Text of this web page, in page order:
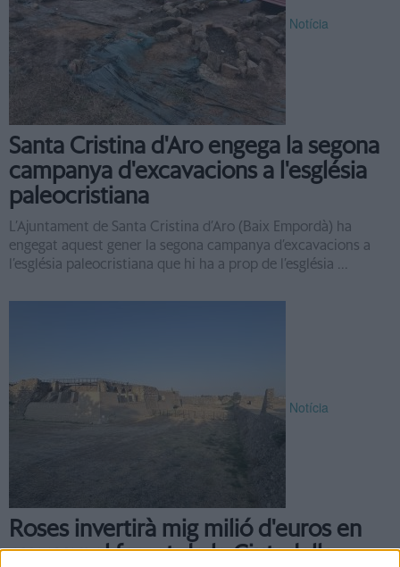
Notícia
Santa Cristina d'Aro engega la segona
campanya d'excavacions a l'església
paleocristiana
L’Ajuntament de Santa Cristina d’Aro (Baix Empordà) ha
engegat aquest gener la segona campanya d’excavacions a
l’església paleocristiana que hi ha a prop de l’església ...
Notícia
Roses invertirà mig milió d'euros en
excavar el fossat de la Ciutadella